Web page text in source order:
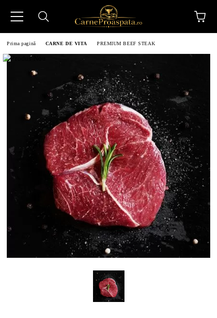
Prima pagină CARNE DE VITA PREMIUM BEEF STEAK